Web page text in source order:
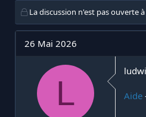
i
t
i
a
t
e
d
e
d
u
La discussion n'est pas ouverte
26 Mai 2026
L Aide